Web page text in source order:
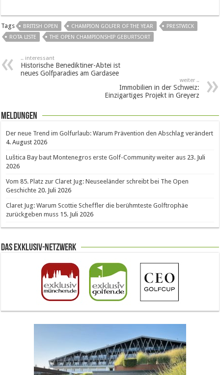
Tags BRITISH OPEN CHAMPION GOLFER OF THE YEAR
PRESTWICK
ROTA LISTE
THE OPEN CHAMPIONSHIP GEBURTSORT
.. interessant
Historische Benediktiner-Abtei ist
neues Golfparadies am Gardasee
weiter ..
Immobilien in der Schweiz:
Einzigartiges Projekt in Greyerz
Meldungen
Der neue Trend im Golfurlaub: Warum Prävention den Abschlag verändert
4. August 2026
Luštica Bay baut Montenegros erste Golf-Community weiter aus 23. Juli
2026
Vom 85. Platz zur Claret Jug: Neuseeländer schreibt bei The Open
Geschichte 20. Juli 2026
Claret Jug: Warum Scottie Scheffler die berühmteste Golftrophäe
zurückgeben muss 15. Juli 2026
Das Exklusiv-Netzwerk